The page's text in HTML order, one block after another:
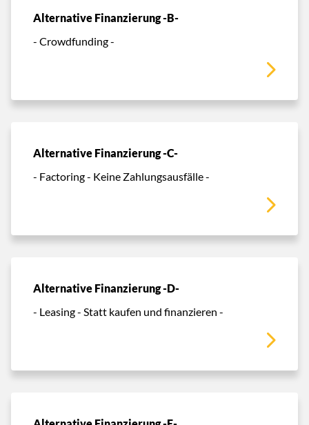
Alternative Finanzierung -B-
- Crowdfunding -
Alternative Finanzierung -C-
- Factoring - Keine Zahlungsausfälle -
Alternative Finanzierung -D-
- Leasing - Statt kaufen und finanzieren -